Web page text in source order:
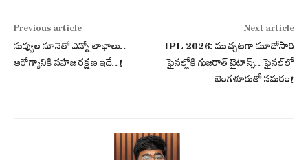
Previous article
నువ్వుల నూనెతో ఎన్నో లాభాలు..
ఆరోగ్యానికి సహజ రక్షణ ఇదే..!
Next article
IPL 2026: ముచ్చటగా మూడోసారి
ఫైనల్లోకి గుజరాత్ టైటాన్స్.. ఫైనల్‌లో
బెంగళూరుతో సమరం!